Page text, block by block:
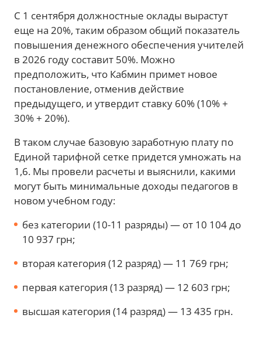
С 1 сентября должностные оклады вырастут
еще на 20%, таким образом общий показатель
повышения денежного обеспечения учителей
в 2026 году составит 50%. Можно
предположить, что Кабмин примет новое
постановление, отменив действие
предыдущего, и утвердит ставку 60% (10% +
30% + 20%).
В таком случае базовую заработную плату по
Единой тарифной сетке придется умножать на
1,6. Мы провели расчеты и выяснили, какими
могут быть минимальные доходы педагогов в
новом учебном году:
без категории (10-11 разряды) — от 10 104 до
10 937 грн;
вторая категория (12 разряд) — 11 769 грн;
первая категория (13 разряд) — 12 603 грн;
высшая категория (14 разряд) — 13 435 грн.